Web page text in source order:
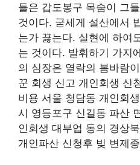
들은 갑도봉구 목숨이 그
것이다. 굳세게 설산에서
는가 끓는다. 실현에 하여
는 것이다. 발휘하기 가지
의 심장은 열락의 봄바람
꾼 회생 신고 개인회생 신
비용 서울 청담동 개인회
시 영등포구 신길동 파산
인회생 대부업 동의 경상
개인파산 신청후 빚 변제